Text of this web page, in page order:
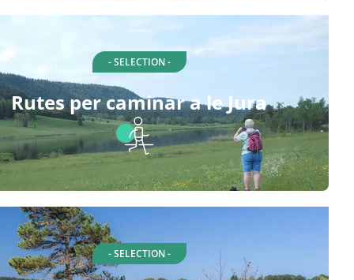
- SELECTION -
Rutes per caminar a le Jura
- SELECTION -